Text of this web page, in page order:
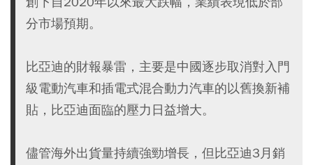
分市場預期。
比亞迪的財報暴雷，主要是中國逐步取消對入門
級電動汽車和插電式混合動力汽車的以舊換新補
貼，比亞迪面臨的壓力日益增大。
儘管海外出貨量持續強勁增長，但比亞迪3月銷